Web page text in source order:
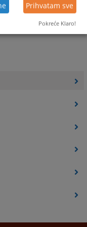
Prihvatam sve
Pokreće Klaro!